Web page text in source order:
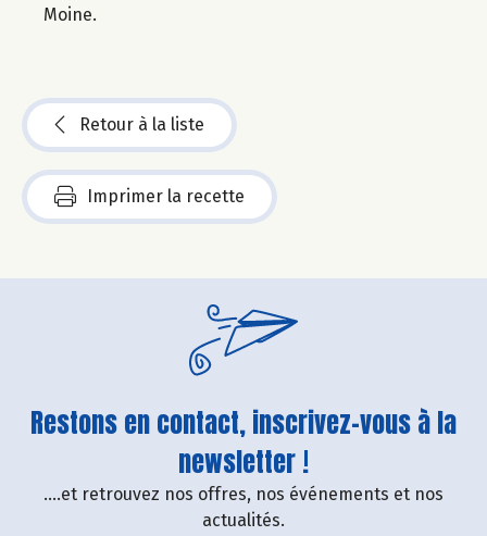
Moine.
Retour à la liste
Imprimer la recette
Restons en contact, inscrivez-vous à la
newsletter !
....et retrouvez nos offres, nos événements et nos
actualités.